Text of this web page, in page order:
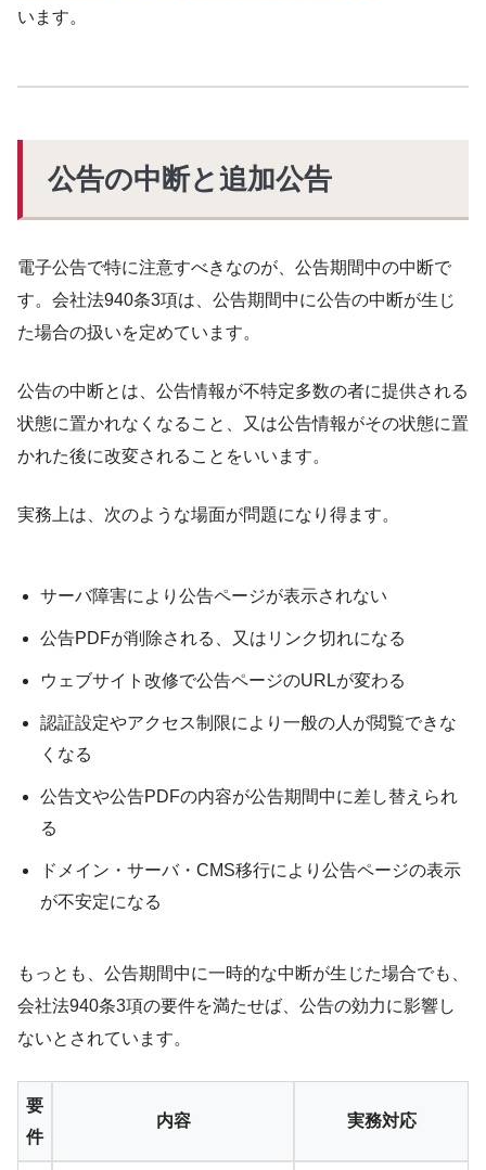
います。
公告の中断と追加公告
電子公告で特に注意すべきなのが、公告期間中の中断で
す。会社法940条3項は、公告期間中に公告の中断が生じ
た場合の扱いを定めています。
公告の中断とは、公告情報が不特定多数の者に提供される
状態に置かれなくなること、又は公告情報がその状態に置
かれた後に改変されることをいいます。
実務上は、次のような場面が問題になり得ます。
サーバ障害により公告ページが表示されない
公告PDFが削除される、又はリンク切れになる
ウェブサイト改修で公告ページのURLが変わる
認証設定やアクセス制限により一般の人が閲覧できな
くなる
公告文や公告PDFの内容が公告期間中に差し替えられ
る
ドメイン・サーバ・CMS移行により公告ページの表示
が不安定になる
もっとも、公告期間中に一時的な中断が生じた場合でも、
会社法940条3項の要件を満たせば、公告の効力に影響し
ないとされています。
要
件
内容 実務対応